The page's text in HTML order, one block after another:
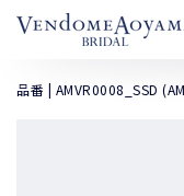
コンテンツにスキップす
る
品番 | AMVR0008_SSD